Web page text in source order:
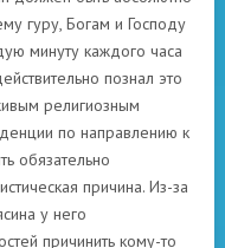
гуру, Богам и Господу
минуту каждого часа
познал это
религиозным
по направлению к
обязательно
причина. Из-за
у него
причинить кому-то